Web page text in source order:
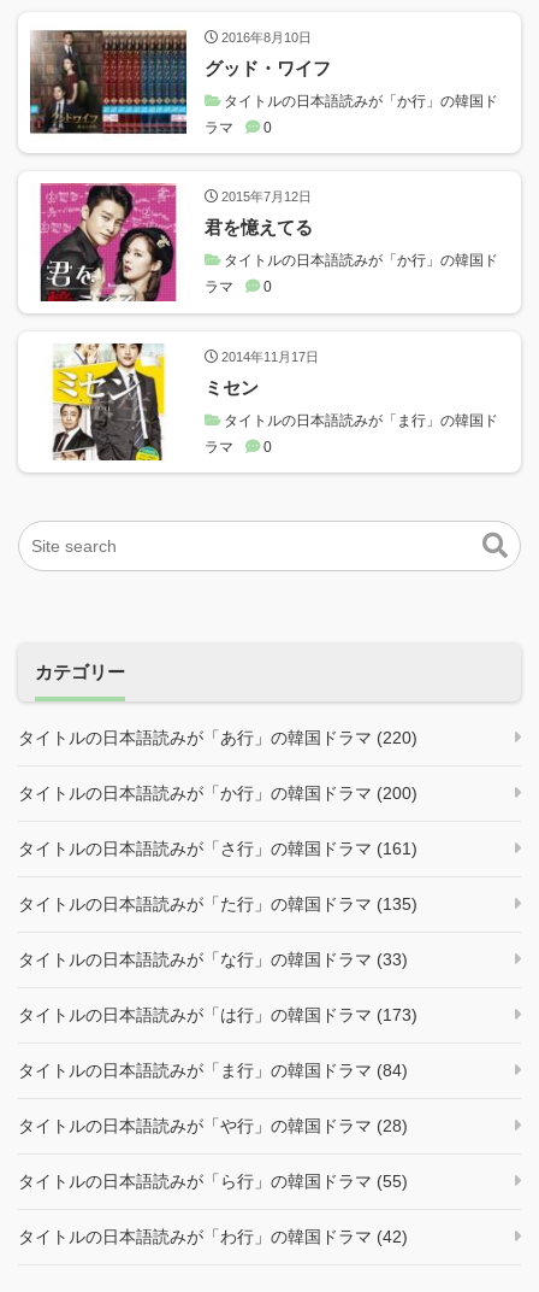
2016年8月10日
グッド・ワイフ
タイトルの日本語読みが「か行」の韓国ド
ラマ
0
2015年7月12日
君を憶えてる
タイトルの日本語読みが「か行」の韓国ド
ラマ
0
2014年11月17日
ミセン
タイトルの日本語読みが「ま行」の韓国ド
ラマ
0
カテゴリー
タイトルの日本語読みが「あ行」の韓国ドラマ (220)
タイトルの日本語読みが「か行」の韓国ドラマ (200)
タイトルの日本語読みが「さ行」の韓国ドラマ (161)
タイトルの日本語読みが「た行」の韓国ドラマ (135)
タイトルの日本語読みが「な行」の韓国ドラマ (33)
タイトルの日本語読みが「は行」の韓国ドラマ (173)
タイトルの日本語読みが「ま行」の韓国ドラマ (84)
タイトルの日本語読みが「や行」の韓国ドラマ (28)
タイトルの日本語読みが「ら行」の韓国ドラマ (55)
タイトルの日本語読みが「わ行」の韓国ドラマ (42)